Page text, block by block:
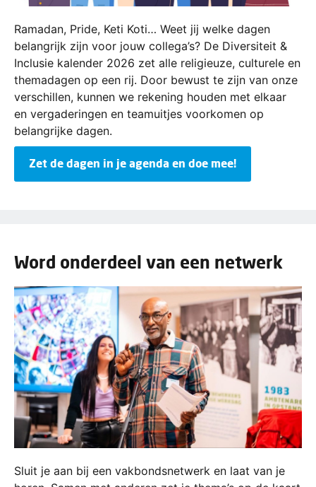
Ramadan, Pride, Keti Koti… Weet jij welke dagen
belangrijk zijn voor jouw collega’s? De Diversiteit &
Inclusie kalender 2026 zet alle religieuze, culturele en
themadagen op een rij. Door bewust te zijn van onze
verschillen, kunnen we rekening houden met elkaar
en vergaderingen en teamuitjes voorkomen op
belangrijke dagen.
Zet de dagen in je agenda en doe mee!
Word onderdeel van een netwerk
Sluit je aan bij een vakbondsnetwerk en laat van je